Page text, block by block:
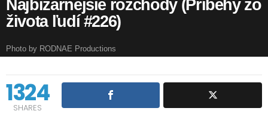
Najbizarnejšie rozchody (Príbehy zo
života ľudí #226)
Photo by RODNAE Productions
1324
SHARES